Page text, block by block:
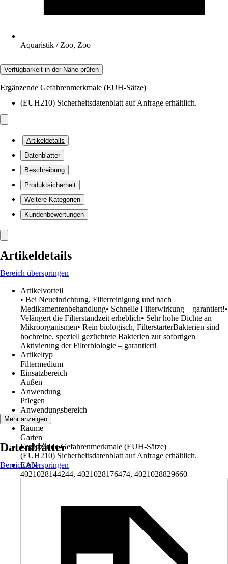
Aquaristik / Zoo, Zoo
Verfügbarkeit in der Nähe prüfen
Ergänzende Gefahrenmerkmale (EUH-Sätze)
(EUH210) Sicherheitsdatenblatt auf Anfrage erhältlich.
Artikeldetails
Datenblätter
Beschreibung
Produktsicherheit
Weitere Kategorien
Kundenbewertungen
Artikeldetails
Bereich überspringen
Artikelvorteil
• Bei Neueinrichtung, Filterreinigung und nach
Medikamentenbehandlung• Schnelle Filterwirkung – garantiert!•
Velängert die Filterstandzeit erheblich• Sehr hohe Dichte an
Mikroorganismen• Rein biologisch, FilterstarterBakterien sind
hochreine, speziell gezüchtete Bakterien zur sofortigen
Aktivierung der Filterbiologie – garantiert!
Artikeltyp
Filtermedium
Einsatzbereich
Außen
Anwendung
Pflegen
Anwendungsbereich
Teich
Räume
Garten
Ergänzende Gefahrenmerkmale (EUH-Sätze)
(EUH210) Sicherheitsdatenblatt auf Anfrage erhältlich.
EAN
4021028144244, 4021028176474, 4021028829660
Mehr anzeigen
Datenblätter
Bereich überspringen